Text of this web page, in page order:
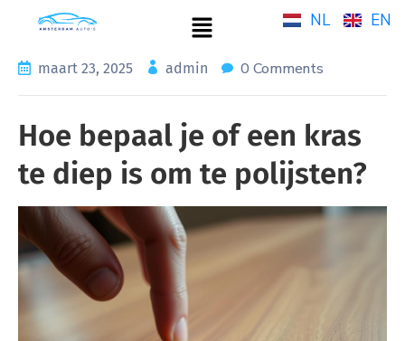
NL EN
maart 23, 2025 admin 0 Comments
Hoe bepaal je of een kras
te diep is om te polijsten?